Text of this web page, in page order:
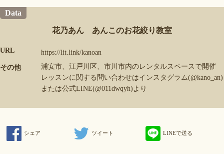
Data
花乃あん あんこのお花絞り教室
URL
https://lit.link/kanoan
その他
浦安市、江戸川区、市川市内のレンタルスペースで開催
レッスンに関する問い合わせはインスタグラム(@kano_an)
または公式LINE(@011dwqyh)より
シェア ツイート LINEで送る